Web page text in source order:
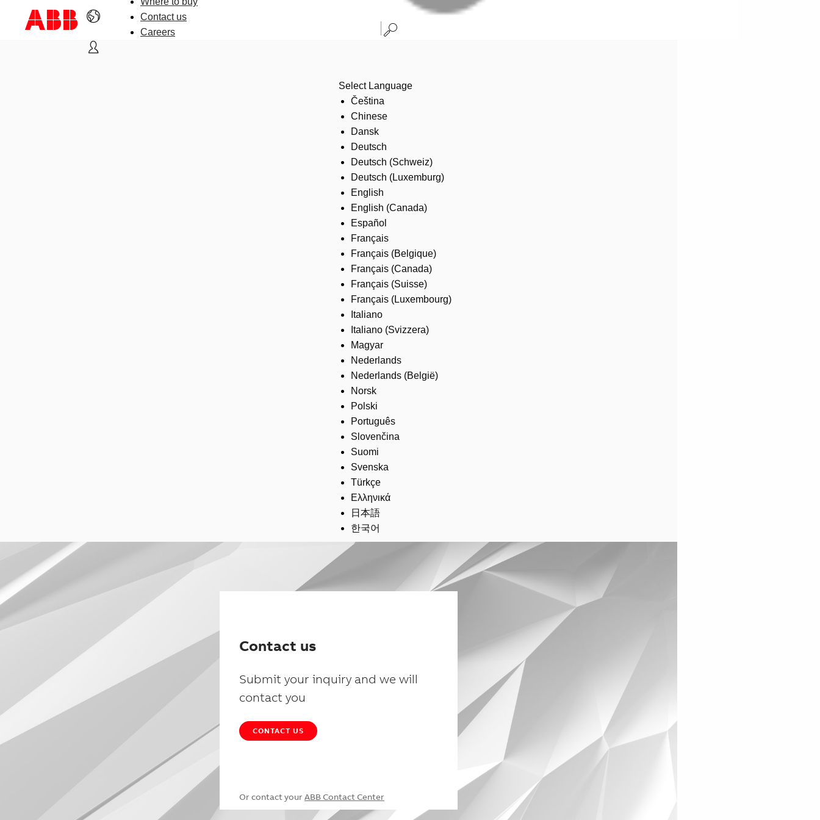
Contact us
Careers
Select Language
Čeština
Chinese
Dansk
Deutsch
Deutsch (Schweiz)
Deutsch (Luxemburg)
English
English (Canada)
Español
Français
Français (Belgique)
Français (Canada)
Français (Suisse)
Français (Luxembourg)
Italiano
Italiano (Svizzera)
Magyar
Nederlands
Nederlands (België)
Norsk
Polski
Português
Slovenčina
Suomi
Svenska
Türkçe
Ελληνικά
日本語
한국어
Contact us
Submit your inquiry and we will
contact you
CONTACT US
Or contact your ABB Contact Center